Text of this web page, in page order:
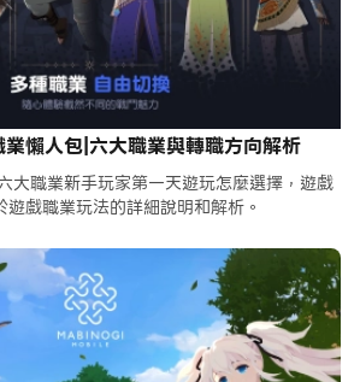
懶人包|六大職業與轉職方向解析
大職業新手玩家第一天遊玩怎麼選擇，遊戲
戲職業玩法的詳細說明和解析。